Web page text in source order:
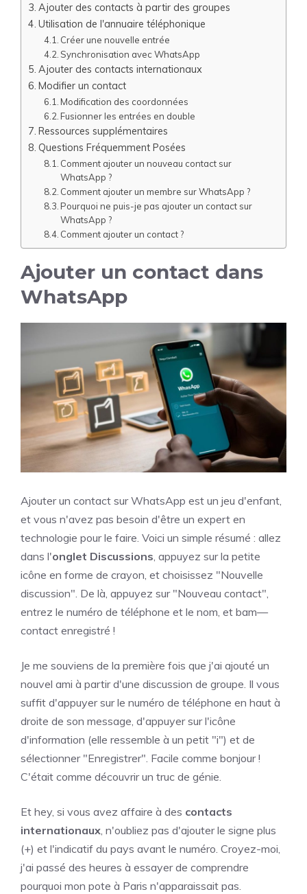
Ajouter des contacts à partir des groupes
Utilisation de l'annuaire téléphonique
Créer une nouvelle entrée
Synchronisation avec WhatsApp
Ajouter des contacts internationaux
Modifier un contact
Modification des coordonnées
Fusionner les entrées en double
Ressources supplémentaires
Questions Fréquemment Posées
Comment ajouter un nouveau contact sur
WhatsApp ?
Comment ajouter un membre sur WhatsApp ?
Pourquoi ne puis-je pas ajouter un contact sur
WhatsApp ?
Comment ajouter un contact ?
Ajouter un contact dans
WhatsApp
Ajouter un contact sur WhatsApp est un jeu d'enfant,
et vous n'avez pas besoin d'être un expert en
technologie pour le faire. Voici un simple résumé : allez
dans l'onglet Discussions, appuyez sur la petite
icône en forme de crayon, et choisissez "Nouvelle
discussion". De là, appuyez sur "Nouveau contact",
entrez le numéro de téléphone et le nom, et bam—
contact enregistré !
Je me souviens de la première fois que j'ai ajouté un
nouvel ami à partir d'une discussion de groupe. Il vous
suffit d'appuyer sur le numéro de téléphone en haut à
droite de son message, d'appuyer sur l'icône
d'information (elle ressemble à un petit "i") et de
sélectionner "Enregistrer". Facile comme bonjour !
C'était comme découvrir un truc de génie.
Et hey, si vous avez affaire à des contacts
internationaux, n'oubliez pas d'ajouter le signe plus
(+) et l'indicatif du pays avant le numéro. Croyez-moi,
j'ai passé des heures à essayer de comprendre
pourquoi mon pote à Paris n'apparaissait pas.